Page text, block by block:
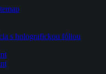
s holografickou fóliou